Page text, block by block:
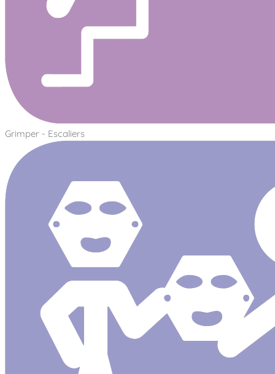
Grimper - Escaliers